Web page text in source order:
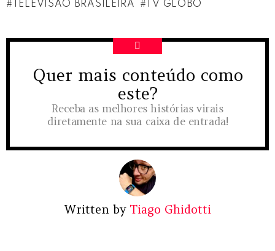
TELEVISÃO BRASILEIRA TV GLOBO
NEWSLETTER
Quer mais conteúdo como
este?
Receba as melhores histórias virais
diretamente na sua caixa de entrada!
Written by Tiago Ghidotti